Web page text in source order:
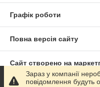
Графік роботи
Повна версія сайту
Сайт створено на
Зараз у компанії
повідомлення будуть